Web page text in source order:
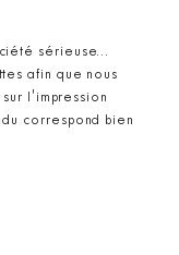
sérieuse...
afin que nous
l'impression
correspond bien